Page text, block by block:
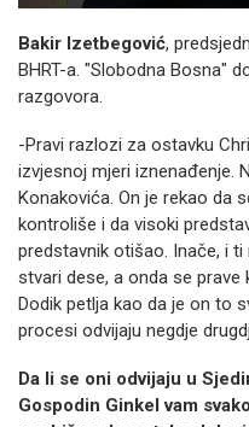
Bakir Izetbegović,
BHRT-a. "Slobodna Bosna"
razgovora.
-Pravi razlozi za ostavku
izvjesnoj mjeri iznenađenje.
Konakovića. On je rekao da
kontroliše i da visoki
predstavnik otišao. Inače, i
stvari dese, a onda se
Dodik petlja kao da je on to
procesi odvijaju negdje
Da li se oni odvijaju u
Gospodin Ginkel vam